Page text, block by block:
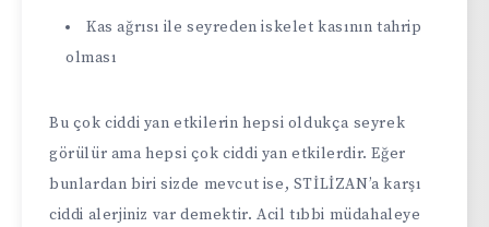
Kas ağrısı ile seyreden iskelet kasının tahrip
olması
Bu çok ciddi yan etkilerin hepsi oldukça seyrek
görülür ama hepsi çok ciddi yan etkilerdir. Eğer
bunlardan biri sizde mevcut ise, STİLİZAN’a karşı
ciddi alerjiniz var demektir. Acil tıbbi müdahaleye